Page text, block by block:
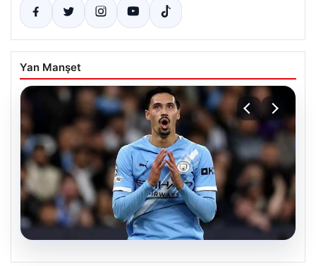
Yan Manşet
05.08.2026